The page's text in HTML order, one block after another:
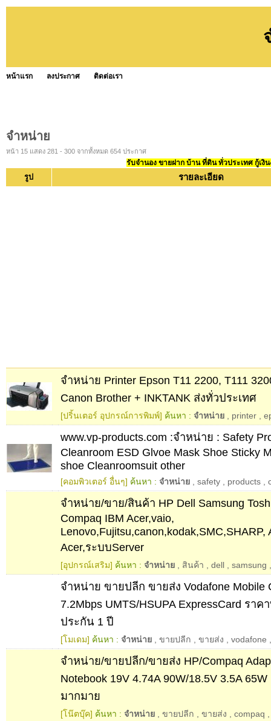
หน้าแรก ลงประกาศ ติดต่อเรา
จำหน่าย
หน้า 15 แสดง 281 - 300 จากทั้งหมด 654 ประกาศ
รับจำนอง ขายฝาก บ้าน ที่ดิน ทั่วประเทศ กู้เงิ
รูป รายละเอียด
จำหน่าย Printer Epson T11 2200, T111
Canon Brother + INKTANK ส่งทั่วประเทศ
[ปริ้นเตอร์ อุปกรณ์การพิมพ์] ค้นหา : จำหน่าย printer
www.vp-products.com :จำหน่าย : Safety
Cleanroom ESD Glvoe Mask Shoe Sticky
shoe Cleanroomsuit other
[คอมพิวเตอร์ อื่นๆ] ค้นหา : จำหน่าย safety products
จำหน่าย/ขาย/สินค้า HP Dell Samsung
Compaq IBM Acer,vaio,
Lenovo,Fujitsu,canon,kodak,SMC,SHARP,
Acer,ระบบServer
[อุปกรณ์เสริม] ค้นหา : จำหน่าย สินค้า dell samsung
จำหน่าย ขายปลีก ขายส่ง Vodafone Mobile
7.2Mbps UMTS/HSUPA ExpressCard ราค
ประกัน 1 ปี
[โมเดม] ค้นหา : จำหน่าย ขายปลีก ขายส่ง vodafone
จำหน่าย/ขายปลีก/ขายส่ง HP/Compaq
Notebook 19V 4.74A 90W/18.5V 3.5A
มากมาย
[โน๊ตบุ๊ค] ค้นหา : จำหน่าย ขายปลีก ขายส่ง compaq